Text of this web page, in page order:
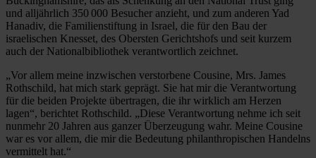
und alljährlich 350 000 Besucher anzieht, und zum anderen Yad
Hanadiv, die Familienstiftung in Israel, die für den Bau der
israelischen Knesset, des Obersten Gerichtshofs und seit kurzem
auch der Nationalbibliothek verantwortlich zeichnet.
„Vor allem meine inzwischen verstorbene Cousine, Mrs. James
Rothschild, hat mich stark geprägt. Sie hat mir die Verantwortung
für die beiden Projekte übertragen, die ihr wirklich am Herzen
lagen“, berichtet Rothschild. „Diese Verantwortung nehme ich seit
nunmehr 20 Jahren aus ganzer Überzeugung wahr. Meine Cousine
war es vor allem, die mir die Bedeutung philanthropischen Handelns
vermittelt hat.“